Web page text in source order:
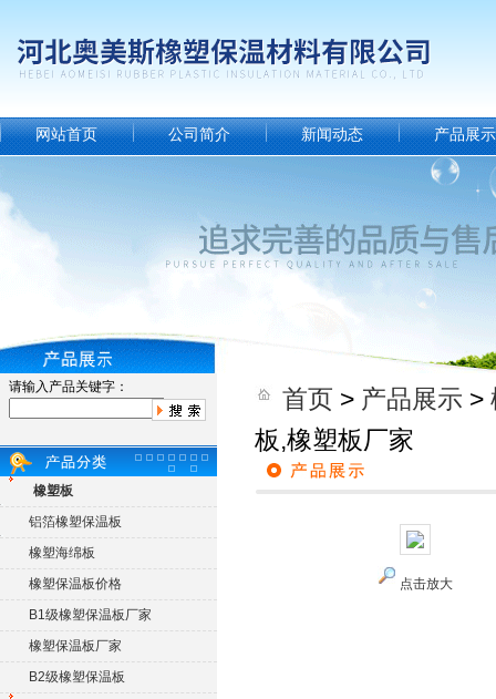
网站首页 公司简介 新闻动态 产品展示
请输入产品关键字：
橡塑板
铝箔橡塑保温板
橡塑海绵板
橡塑保温板价格
B1级橡塑保温板厂家
橡塑保温板厂家
B2级橡塑保温板
首页 > 产品展示 >
板,橡塑板厂家
点击放大